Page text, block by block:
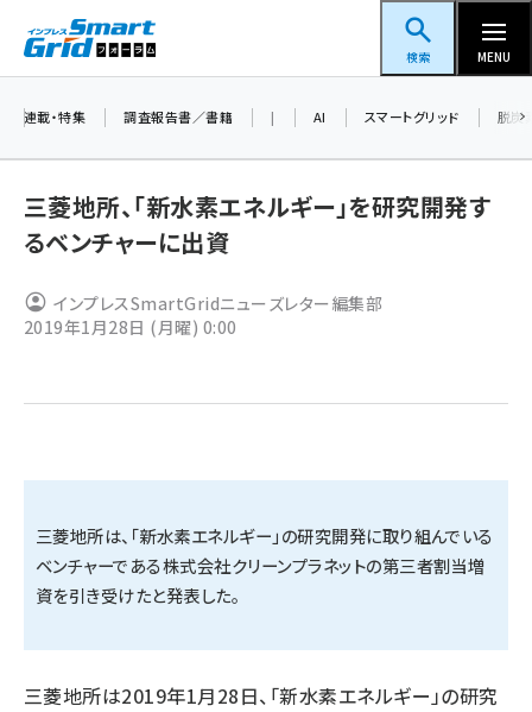
ン
スマートグリッドフォーラム
検索 MENU
新井 (371)
新井宏征 (313)
大串 (234)
aitras (200)
タンデム (161)
連載・特集 調査報告書／書籍 | AI スマートグリッド 脱炭
三菱地所、「新水素エネルギー」を研究開発す
るベンチャーに出資
インプレスSmartGridニューズレター編集部
2019年1月28日 (月曜) 0:00
三菱地所は、「新水素エネルギー」の研究開発に取り組んでいる
ベンチャーである株式会社クリーンプラネットの第三者割当増
資を引き受けたと発表した。
三菱地所は2019年1月28日、「新水素エネルギー」の研究